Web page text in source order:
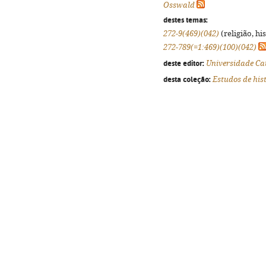
Osswald
destes temas:
272-9(469)(042) (religião,
272-789(=1:469)(100)(042)
deste editor: Universidade
desta coleção: Estudos de